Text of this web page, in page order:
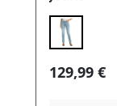
Regulärer
129,99 €